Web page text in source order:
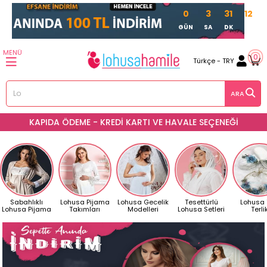
0
GÜN
3
SA
31
DK
10
0
MENÜ
Türkçe - TRY
AYNI GÜN KARGO
Sabahlıklı
Lohusa Pijama
Lohusa Pijama
Takımları
Lohusa Gecelik
Modelleri
Tesettürlü
Lohusa Setleri
Lohusa